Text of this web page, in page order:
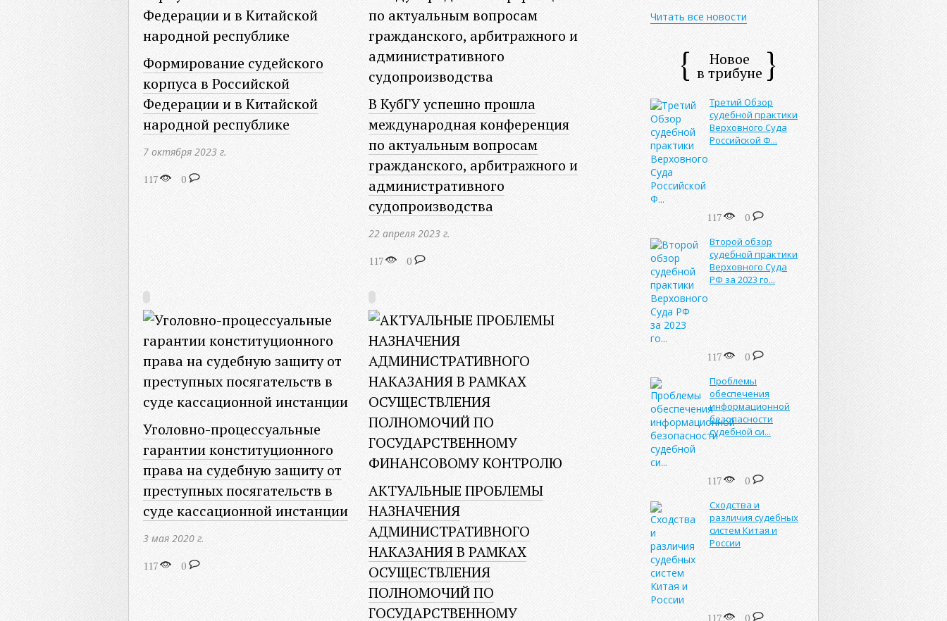
Формирование судейского
корпуса в Российской
Федерации и в Китайской
народной республике
7 октября 2023 г.
117 0
В КубГУ успешно прошла
международная конференция
по актуальным вопросам
гражданского, арбитражного и
административного
судопроизводства
22 апреля 2023 г.
117 0
Уголовно-процессуальные
гарантии конституционного
права на судебную защиту от
преступных посягательств в
суде кассационной инстанции
3 мая 2020 г.
117 0
АКТУАЛЬНЫЕ ПРОБЛЕМЫ
НАЗНАЧЕНИЯ
АДМИНИСТРАТИВНОГО
НАКАЗАНИЯ В РАМКАХ
ОСУЩЕСТВЛЕНИЯ
ПОЛНОМОЧИЙ ПО
ГОСУДАРСТВЕННОМУ
Читать все новости
Новое
в трибуне
Третий Обзор
судебной практики
Верховного Суда
Российской Ф...
117 0
Второй обзор
судебной практики
Верховного Суда
РФ за 2023 го...
117 0
Проблемы
обеспечения
информационной
безопасности
судебной си...
117 0
Сходства и
различия судебных
систем Китая и
России
117 0